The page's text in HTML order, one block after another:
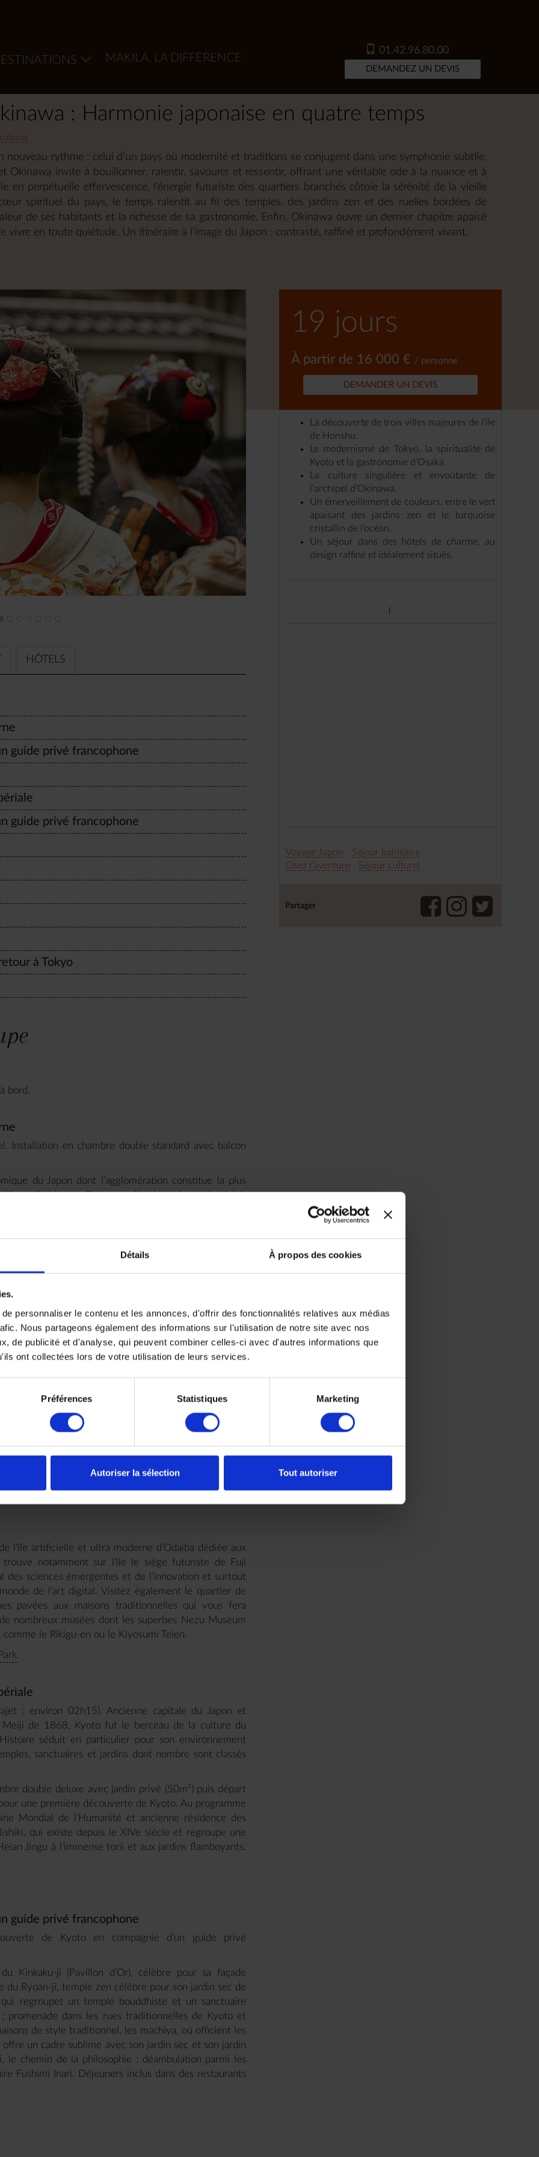
Détails À propos des cookies
personnaliser le contenu et les annonces, d'offrir des fonctionnalités relatives aux médias
Nous partageons également des informations sur l'utilisation de notre site avec nos
de publicité et d'analyse, qui peuvent combiner celles-ci avec d'autres informations que
ont collectées lors de votre utilisation de leurs services.
Préférences Statistiques Marketing
Autoriser la sélection Tout autoriser
MAKILA, LA DIFFERENCE
01.42.96.80.00
DEMANDEZ UN DEVIS
: Harmonie japonaise en quatre temps
nouveau rythme : celui d’un pays où modernité et traditions se conjugent dans une symphonie subtile.
Okinawa invite à bouillonner, ralentir, savourer et ressentir, offrant une véritable ode à la nuance et à
en perpétuelle effervescence, l’énergie futuriste des quartiers branchés côtoie la sérénité de la vieille
spirituel du pays, le temps ralentit au fil des temples, des jardins zen et des ruelles bordées de
de ses habitants et la richesse de sa gastronomie. Enfin, Okinawa ouvre un dernier chapitre apaisé
vivre en toute quiétude. Un itinéraire à l’image du Japon : contrasté, raffiné et profondément vivant.
HÔTELS
guide privé francophone
guide privé francophone
à Tokyo
bord.
Installation en chambre double standard avec balcon
du Japon dont l’agglomération constitue la plus
d’habitants. C’est une ville débordante d’activité,
pas, faisant cohabiter des gratte-ciel avec
à la pointe de la technologie avec d’antiques
guide privé francophone
de Tokyo en compagnie d’un guide privé
shintoïste Meiji Jingu le plus important de
pour les (pré)adolescents tokyoïtes et à Omotesando,
de Shibuya, populaire pour ses nombreux
populaire d’Ueno qui abrite plusieurs musées,
du marché Ameyoko et de ses 180 boutiques ;
ancien temple bouddhiste de Tokyo ; promenade
luxe qui comprend des galeries d’art et de nombreux
locaux.
l’île artificielle et ultra moderne d’Odaiba dédiée aux
notamment sur l’île le siège futuriste de Fuji
des sciences émergentes et de l’innovation et surtout
de l’art digital. Visitez également le quartier de
pavées aux maisons traditionnelles qui vous fera
nombreux musées dont les superbes Nezu Museum
le Rikigu-en ou le Kiyosumi Teien.
: environ 02h15). Ancienne capitale du Japon et
Meiji de 1868, Kyoto fut le berceau de la culture du
séduit en particulier pour son environnement
sanctuaires et jardins dont nombre sont classés
double deluxe avec jardin privé (50m²) puis départ
une première découverte de Kyoto. Au programme
Mondial de l’Humanité et ancienne résidence des
qui existe depuis le XIVe siècle et regroupe une
Jingu à l’immense torii et aux jardins flamboyants.
guide privé francophone
de Kyoto en compagnie d’un guide privé
Kinkaku-ji (Pavillon d’Or), célèbre pour sa façade
Ryoan-ji, temple zen célèbre pour son jardin sec de
regroupet un temple bouddhiste et un sanctuaire
dans les rues traditionnelles de Kyoto et
de style traditionnel, les machiya, où officient les
un cadre sublime avec son jardin sec et son jardin
le chemin de la philosophie ; déambulation parmi les
Fushimi Inari. Déjeuners inclus dans des restaurants
19 jours
À partir de 16 000 € / personne
DEMANDER UN DEVIS
La découverte de trois villes majeures de l’île
de Honshu.
Le modernisme de Tokyo, la spiritualité de
Kyoto et la gastronomie d’Osaka.
La culture singulière et envoûtante de
l’archipel d’Okinawa.
Un émerveillement de couleurs, entre le vert
apaisant des jardins zen et le turquoise
cristallin de l’océan.
Un séjour dans des hôtels de charme, au
design raffiné et idéalement situés.
Voyage Japon
Séjour balnéaire
Osez l'aventure
Séjour culturel
Partager